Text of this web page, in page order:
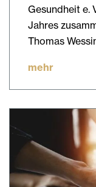
Gesundheit e.
Jahres
Thomas
mehr